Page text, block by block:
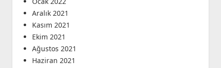
Aralık 2021
Kasım 2021
Ekim 2021
Ağustos 2021
Haziran 2021